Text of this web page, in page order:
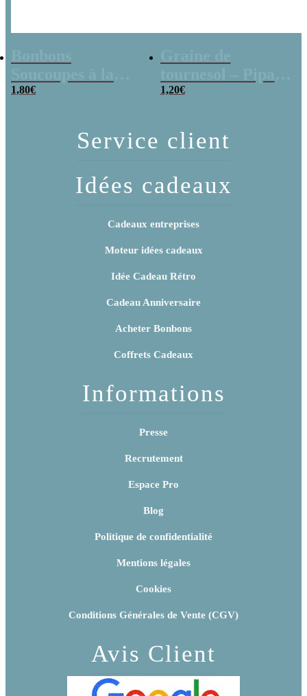
poudre (x20)
1,80€
x 3
1,20€
Service client
Idées cadeaux
Cadeaux entreprises
Moteur idées cadeaux
Idée Cadeau Rétro
Cadeau Anniversaire
Acheter Bonbons
Coffrets Cadeaux
Informations
Presse
Recrutement
Espace Pro
Blog
Politique de confidentialité
Mentions légales
Cookies
Conditions Générales de Vente (CGV)
Avis Client